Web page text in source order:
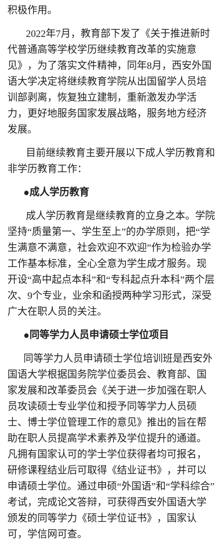
积极作用。
2022年7月，教育部下发了《关于推进新时
代普通高等学校学历继续教育改革的实施意
见》，为了落实文件精神，同年8月，西安外国
语大学决定将继续教育学院从出国留学人员培
训部剥离，恢复独立建制，重新激发办学活
力，更好地服务国家发展战略，服务地方经济
发展。
目前继续教育主要开展以下成人学历教育和
非学历教育工作：
●成人学历教育
成人学历教育是继续教育的立身之本。学院
坚持“质量第一、学生至上”的办学原则，把“学
生满意不满意，社会欢迎不欢迎”作为检验办学
工作基本标准，全心全意为学生成才服务。现
开设“高中起点本科”和“专科起点升本科”两个层
次、9个专业，业余和函授两种学习形式，深受
广大在职人员的关注。
●同等学力人员申请硕士学位项目
同等学力人员申请硕士学位培训班是西安外
国语大学根据国务院学位委员会、教育部、国
家发展和改革委员会《关于进一步加强在职人
员攻读硕士专业学位和授予同等学力人员硕
士、博士学位管理工作的意见》推出的旨在帮
助在职人员提高学术素养及学位提升的通道。
凡拥有国家认可的学士学位获得者均可报名，
研修课程结业后可取得《结业证书》，并可以
申请硕士学位。通过申硕“外国语”和“学科综合”
考试，完成论文答辩，可获得西安外国语大学
颁发的同等学力《硕士学位证书》，国家认
可，学信网可查。